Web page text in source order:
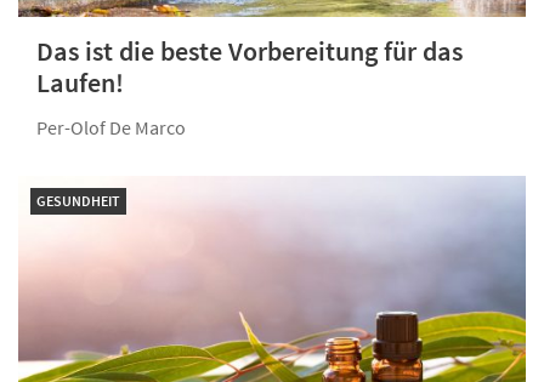
Das ist die beste Vorbereitung für das
Laufen!
Per-Olof De Marco
GESUNDHEIT